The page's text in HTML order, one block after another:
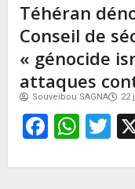
Téhéran
Conseil de
« génocide
attaques
Souveibou SAGNA 22